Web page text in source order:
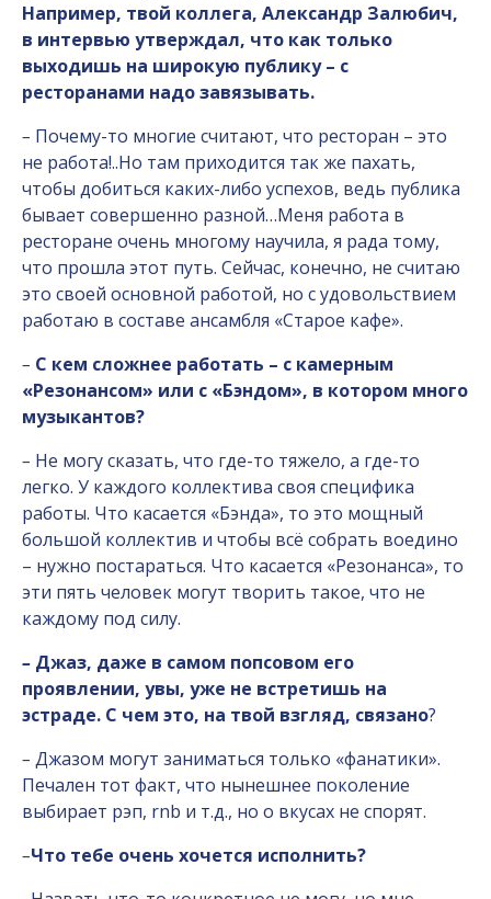
Например, твой коллега, Александр Залюбич,
в интервью утверждал, что как только
выходишь на широкую публику – с
ресторанами надо завязывать.
– Почему-то многие считают, что ресторан – это
не работа!..Но там приходится так же пахать,
чтобы добиться каких-либо успехов, ведь публика
бывает совершенно разной…Меня работа в
ресторане очень многому научила, я рада тому,
что прошла этот путь. Сейчас, конечно, не считаю
это своей основной работой, но с удовольствием
работаю в составе ансамбля «Старое кафе».
– С кем сложнее работать – с камерным
«Резонансом» или с «Бэндом», в котором много
музыкантов?
– Не могу сказать, что где-то тяжело, а где-то
легко. У каждого коллектива своя специфика
работы. Что касается «Бэнда», то это мощный
большой коллектив и чтобы всё собрать воедино
– нужно постараться. Что касается «Резонанса», то
эти пять человек могут творить такое, что не
каждому под силу.
– Джаз, даже в самом попсовом его
проявлении, увы, уже не встретишь на
эстраде. С чем это, на твой взгляд, связано?
– Джазом могут заниматься только «фанатики».
Печален тот факт, что нынешнее поколение
выбирает рэп, rnb и т.д., но о вкусах не спорят.
–Что тебе очень хочется исполнить?